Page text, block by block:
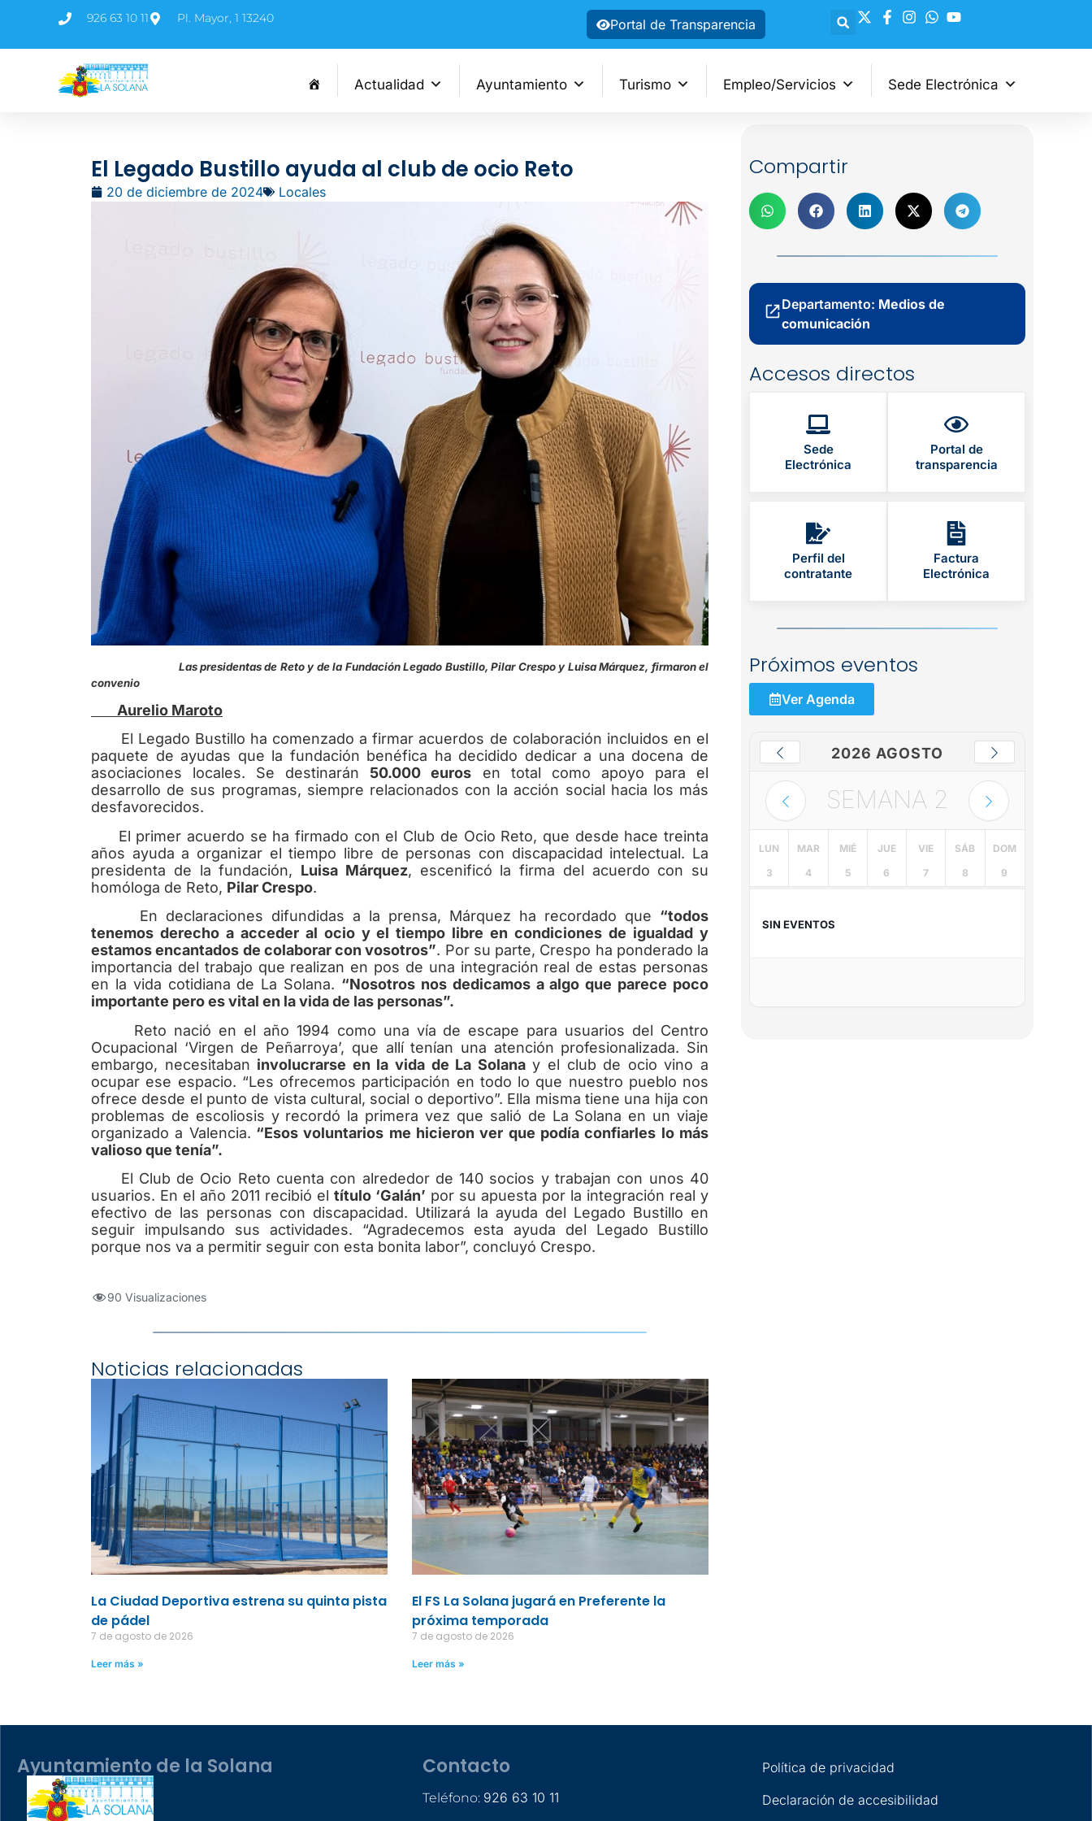
926 63 10 11 Pl. Mayor, 1 13240 Portal de Transparencia
Actualidad Ayuntamiento Turismo Empleo/Servicios Sede Electrónica
El Legado Bustillo ayuda al club de ocio Reto
20 de diciembre de 2024 Locales
Las presidentas de Reto y de la Fundación Legado Bustillo, Pilar Crespo y Luisa Márquez, firmaron el
convenio
Aurelio Maroto
El Legado Bustillo ha comenzado a firmar acuerdos de colaboración incluidos en el
paquete de ayudas que la fundación benéfica ha decidido dedicar a una docena de
asociaciones locales. Se destinarán 50.000 euros en total como apoyo para el
desarrollo de sus programas, siempre relacionados con la acción social hacia los más
desfavorecidos.
El primer acuerdo se ha firmado con el Club de Ocio Reto, que desde hace treinta
años ayuda a organizar el tiempo libre de personas con discapacidad intelectual. La
presidenta de la fundación, Luisa Márquez, escenificó la firma del acuerdo con su
homóloga de Reto, Pilar Crespo.
En declaraciones difundidas a la prensa, Márquez ha recordado que “todos
tenemos derecho a acceder al ocio y el tiempo libre en condiciones de igualdad y
estamos encantados de colaborar con vosotros”. Por su parte, Crespo ha ponderado la
importancia del trabajo que realizan en pos de una integración real de estas personas
en la vida cotidiana de La Solana. “Nosotros nos dedicamos a algo que parece poco
importante pero es vital en la vida de las personas”.
Reto nació en el año 1994 como una vía de escape para usuarios del Centro
Ocupacional ‘Virgen de Peñarroya’, que allí tenían una atención profesionalizada. Sin
embargo, necesitaban involucrarse en la vida de La Solanay el club de ocio vino a
ocupar ese espacio. “Les ofrecemos participación en todo lo que nuestro pueblo nos
ofrece desde el punto de vista cultural, social o deportivo”. Ella misma tiene una hija con
problemas de escoliosis y recordó la primera vez que salió de La Solana en un viaje
organizado a Valencia. “Esos voluntarios me hicieron ver que podía confiarles lo más
valioso que tenía”.
El Club de Ocio Reto cuenta con alrededor de 140 socios y trabajan con unos 40
usuarios. En el año 2011 recibió el título ‘Galán’ por su apuesta por la integración real y
efectivo de las personas con discapacidad. Utilizará la ayuda del Legado Bustillo en
seguir impulsando sus actividades. “Agradecemos esta ayuda del Legado Bustillo
porque nos va a permitir seguir con esta bonita labor”, concluyó Crespo.
90 Visualizaciones
Noticias relacionadas
La Ciudad Deportiva estrena su quinta pista
de pádel
7 de agosto de 2026
Leer más »
El FS La Solana jugará en Preferente la
próxima temporada
7 de agosto de 2026
Leer más »
Compartir
Departamento: Medios de
comunicación
Accesos directos
Sede
Electrónica
Portal de
transparencia
Perfil del
contratante
Factura
Electrónica
Próximos eventos
Ver Agenda
2026 AGOSTO
SEMANA 2
LUN
3
MAR
4
MIÉ
5
JUE
6
VIE
7
SÁB
8
DOM
9
SIN EVENTOS
Ayuntamiento de la Solana Contacto
Teléfono: 926 63 10 11
Política de privacidad
Declaración de accesibilidad